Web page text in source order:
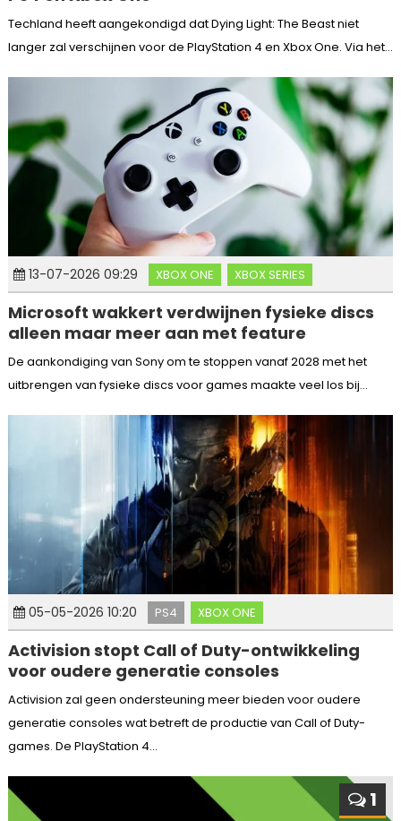
Techland heeft aangekondigd dat Dying Light: The Beast niet
langer zal verschijnen voor de PlayStation 4 en Xbox One. Via het...
13-07-2026 09:29 XBOX ONE XBOX SERIES
Microsoft wakkert verdwijnen fysieke discs
alleen maar meer aan met feature
De aankondiging van Sony om te stoppen vanaf 2028 met het
uitbrengen van fysieke discs voor games maakte veel los bij...
05-05-2026 10:20 PS4 XBOX ONE
Activision stopt Call of Duty-ontwikkeling
voor oudere generatie consoles
Activision zal geen ondersteuning meer bieden voor oudere
generatie consoles wat betreft de productie van Call of Duty-
games. De PlayStation 4...
1